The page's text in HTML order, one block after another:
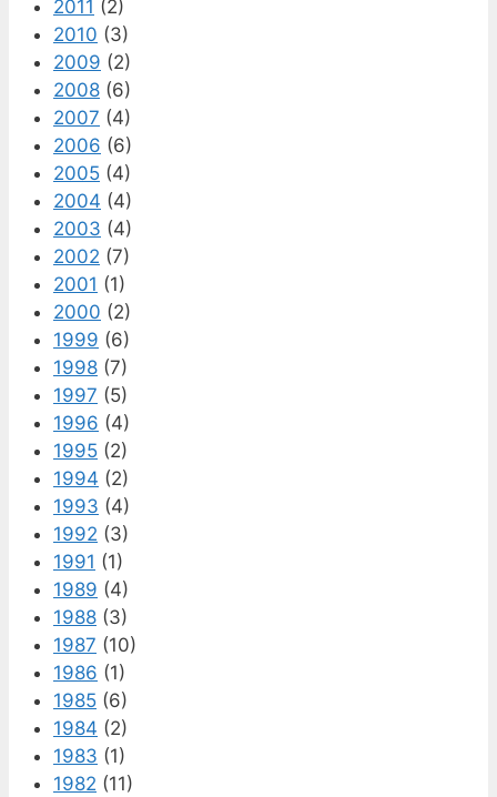
2011 (2)
2010 (3)
2009 (2)
2008 (6)
2007 (4)
2006 (6)
2005 (4)
2004 (4)
2003 (4)
2002 (7)
2001 (1)
2000 (2)
1999 (6)
1998 (7)
1997 (5)
1996 (4)
1995 (2)
1994 (2)
1993 (4)
1992 (3)
1991 (1)
1989 (4)
1988 (3)
1987 (10)
1986 (1)
1985 (6)
1984 (2)
1983 (1)
1982 (11)